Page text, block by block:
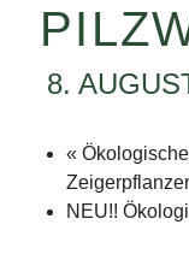
8.
«
NEU!!